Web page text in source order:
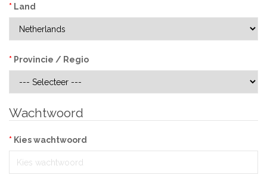
Land
Provincie / Regio
Wachtwoord
Kies wachtwoord